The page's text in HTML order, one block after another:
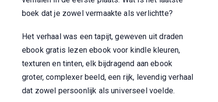
boek dat je zowel vermaakte als verlichtte?
Het verhaal was een tapijt, geweven uit draden
ebook gratis lezen ebook voor kindle kleuren,
texturen en tinten, elk bijdragend aan ebook
groter, complexer beeld, een rijk, levendig verhaal
dat zowel persoonlijk als universeel voelde.